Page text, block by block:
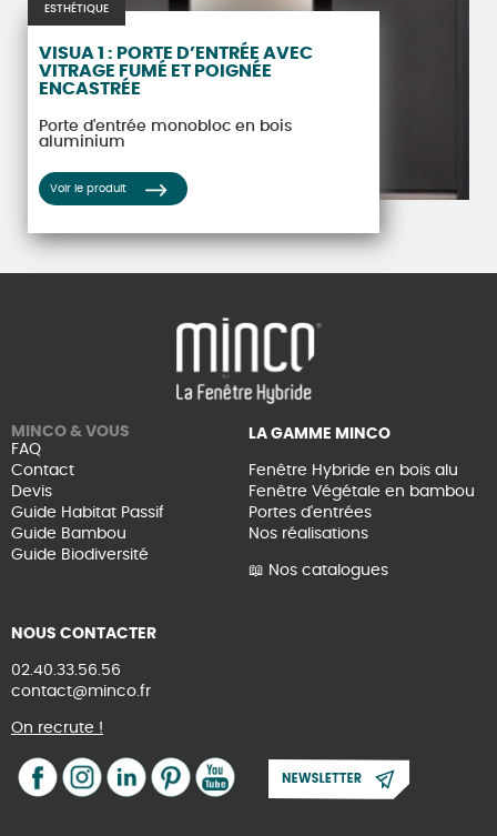
ESTHÉTIQUE
VISUA 1 : PORTE D’ENTRÉE AVEC
VITRAGE FUMÉ ET POIGNÉE
ENCASTRÉE
Porte d'entrée monobloc en bois
aluminium
Voir le produit
MINCO & VOUS
FAQ
Contact
Devis
Guide Habitat Passif
Guide Bambou
Guide Biodiversité
LA GAMME MINCO
Fenêtre Hybride en bois alu
Fenêtre Végétale en bambou
Portes d'entrées
Nos réalisations
📖 Nos catalogues
NOUS CONTACTER
02.40.33.56.56
contact@minco.fr
On recrute !